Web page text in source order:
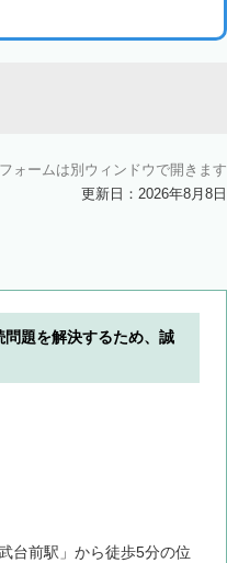
ォームは別ウィンドウで開きます
更新日：2026年8月8日
問題を解決するため、誠
台前駅」から徒歩5分の位